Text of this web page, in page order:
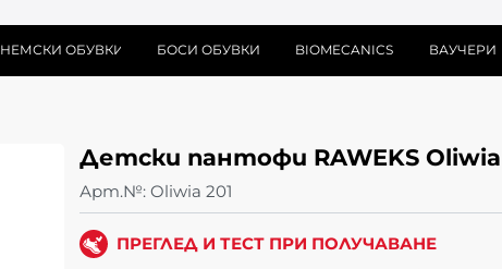
НЕМСКИ ОБУВКИ БОСИ ОБУВКИ BIOMECANICS ВАУЧЕРИ
Детски пантофи RAWEKS Oliwia
Арт.№: Oliwia 201
ПРЕГЛЕД И ТЕСТ ПРИ ПОЛУЧАВАНЕ